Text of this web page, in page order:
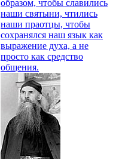
образом, чтобы славились
наши святыни, чтились
наши праотцы, чтобы
сохранялся наш язык как
выражение духа, а не
просто как средство
общения.